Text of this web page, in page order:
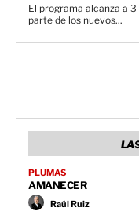
El programa alcanza a
parte de los nuevos...
PLUMAS
AMANECER
Raúl Ruiz